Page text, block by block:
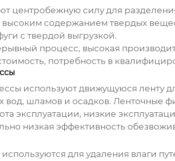
центробежную силу для
содержанием твердых
с твердой выгрузкой.
процесс, высокая
потребность в
используют движущуюся ленту
вод, шламов и осадков. Ленточные
эксплуатации, низкие
низкая эффективность
для удаления влаги